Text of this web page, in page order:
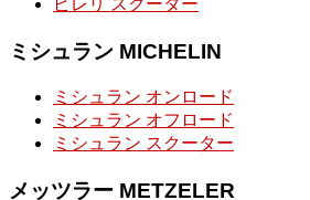
ミシュラン MICHELIN
ミシュラン オンロード
ミシュラン オフロード
ミシュラン スクーター
メッツラー METZELER